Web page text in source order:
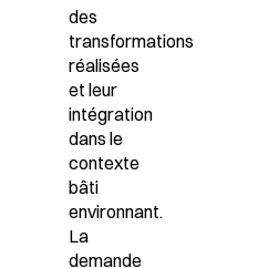
des
transformations
réalisées
et leur
intégration
dans le
contexte
bâti
environnant.
La
demande